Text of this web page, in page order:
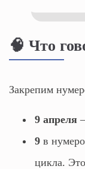
🧠 Что
Закрепим
9 апреля
9 в
цикла.